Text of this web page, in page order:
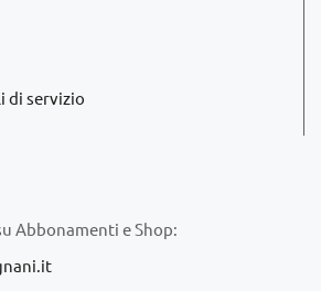
di servizio
Abbonamenti e Shop: